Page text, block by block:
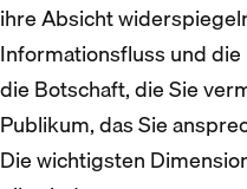
ihre Absicht
Informationsfluss und
die Botschaft, die Sie
Publikum, das Sie
Die wichtigsten